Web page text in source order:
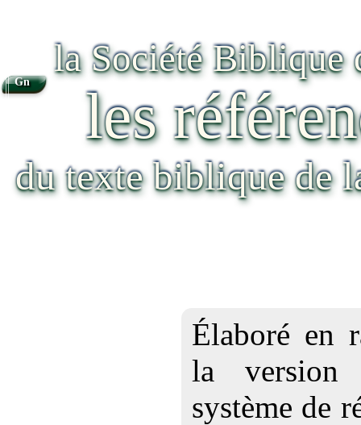
la Société Biblique
les
du texte biblique de
Élaboré en
la version
système de
Gn